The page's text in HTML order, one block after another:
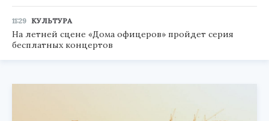
11:29 КУЛЬТУРА
На летней сцене «Дома офицеров» пройдет серия
бесплатных концертов